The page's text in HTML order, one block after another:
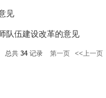
见
队伍建设改革的意见
总共 34记录 第一页 <<上一页